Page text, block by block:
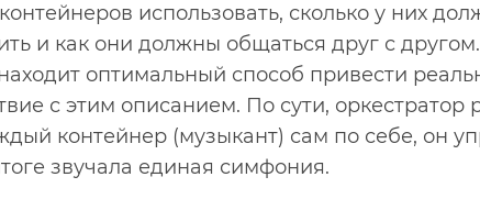
использовать, сколько у них
и как они должны общаться друг с
оптимальный способ привести
с этим описанием. По сути, оркестратор
контейнер (музыкант) сам по себе, он
звучала единая симфония.